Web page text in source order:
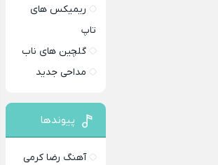
ریمیکس های
تاپ
گلچین های ناب
مداحی جدید
پیوندها
آهنگ رضا کرمی